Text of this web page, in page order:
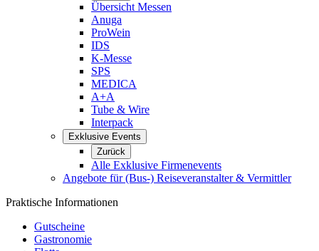
Übersicht Messen
Anuga
ProWein
IDS
K-Messe
SPS
MEDICA
A+A
Tube & Wire
Interpack
Exklusive Events
Zurück
Alle Exklusive Firmenevents
Angebote für (Bus-) Reiseveranstalter & Vermittler
Praktische Informationen
Gutscheine
Gastronomie